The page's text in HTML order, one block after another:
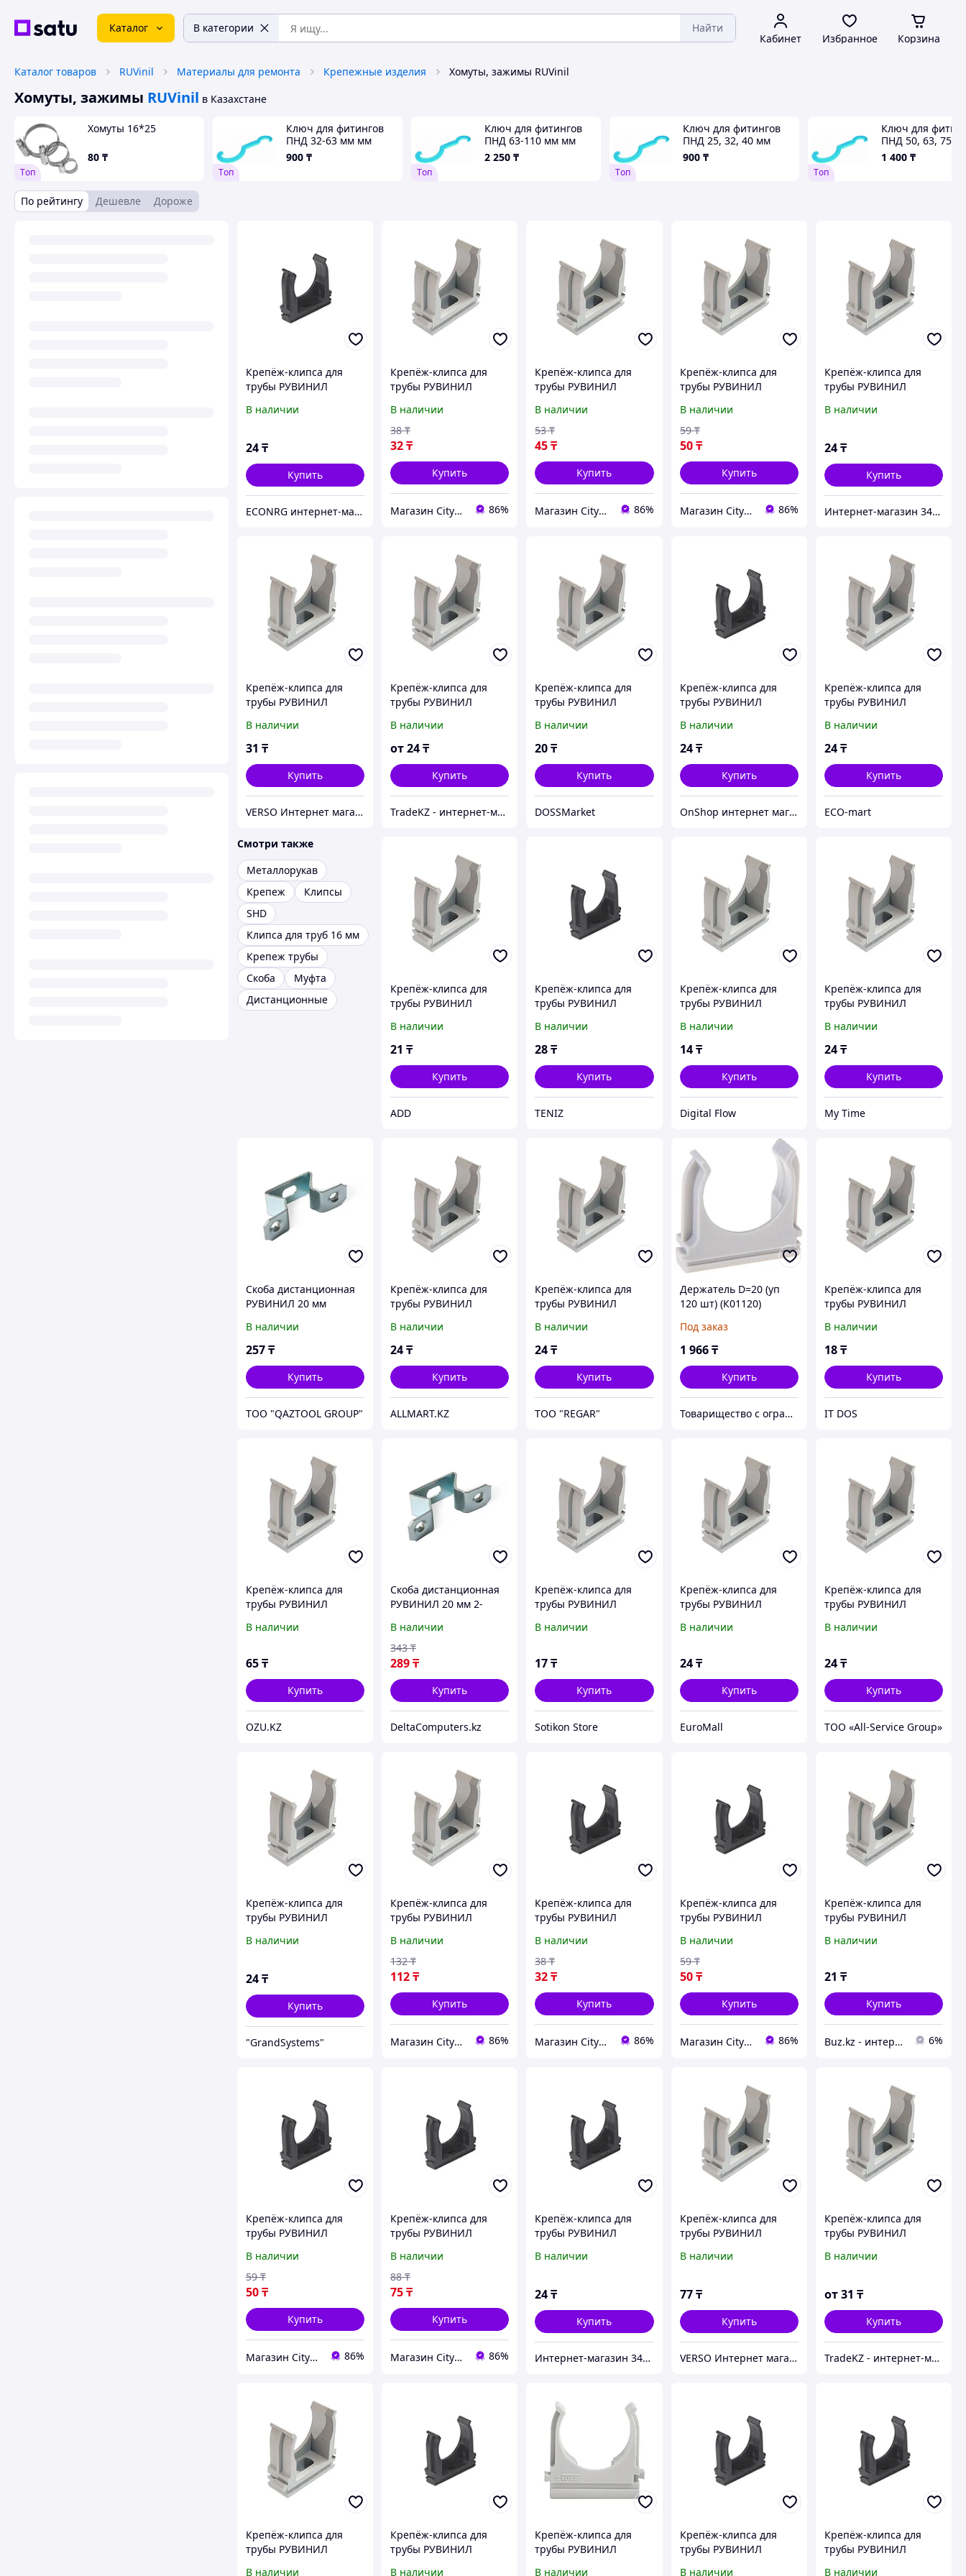
Каталог В категории Найти
Кабинет Избранное Корзина
Каталог товаров RUVinil Материалы для ремонта Крепежные изделия Хомуты, зажимы RUVinil
Хомуты, зажимы RUVinil в Казахстане
Tоп
Хомуты 16*25
80 ₸
Tоп
Ключ для фитингов
ПНД 32-63 мм мм
900 ₸
Tоп
Ключ для фитингов
ПНД 63-110 мм мм
2 250 ₸
Tоп
Ключ для фитингов
ПНД 25, 32, 40 мм
900 ₸
Tоп
Ключ для
ПНД 50, 63, 75
1 400 ₸
По рейтингу Дешевле Дороже
Крепёж-клипса для
трубы РУВИНИЛ
В наличии
24₸
Купить
ECONRG интернет-магазин
Крепёж-клипса для
трубы РУВИНИЛ
В наличии
32₸
38 ₸
Купить
Магазин CityCom.kz +7-727-250-1209 86%
Крепёж-клипса для
трубы РУВИНИЛ
В наличии
45₸
53 ₸
Купить
Магазин CityCom.kz +7-727-250-1209 86%
Крепёж-клипса для
трубы РУВИНИЛ
В наличии
50 ₸
59 ₸
Купить
Магазин CityCom.kz +7-727-250-1209 86%
Крепёж-клипса для
трубы РУВИНИЛ
В наличии
24₸
Купить
Интернет-магазин 345.kz
Крепёж-клипса для
трубы РУВИНИЛ
В наличии
31 ₸
Купить
VERSO Интернет магазин
Крепёж-клипса для
трубы РУВИНИЛ
В наличии
от24₸
Купить
TradeKZ - интернет-магазин
Крепёж-клипса для
трубы РУВИНИЛ
В наличии
20₸
Купить
DOSSMarket
Крепёж-клипса для
трубы РУВИНИЛ
В наличии
24 ₸
Купить
OnShop интернет магазин
Крепёж-клипса для
трубы РУВИНИЛ
В наличии
24₸
Купить
ECO-mart
Смотри также
Металлорукав
Крепеж
Клипсы
SHD
Клипса для труб 16 мм
Крепеж трубы
Скоба
Муфта
Дистанционные
Крепёж-клипса для
трубы РУВИНИЛ
В наличии
21 ₸
Купить
ADD
Крепёж-клипса для
трубы РУВИНИЛ
В наличии
28₸
Купить
TENIZ
Крепёж-клипса для
трубы РУВИНИЛ
В наличии
14 ₸
Купить
Digital Flow
Крепёж-клипса для
трубы РУВИНИЛ
В наличии
24₸
Купить
My Time
Скоба дистанционная
РУВИНИЛ 20 мм
В наличии
257₸
Купить
TOO "QAZTOOL GROUP"
Крепёж-клипса для
трубы РУВИНИЛ
В наличии
24₸
Купить
ALLMART.KZ
Крепёж-клипса для
трубы РУВИНИЛ
В наличии
24₸
Купить
TOO "REGAR"
Держатель D=20 (уп
120 шт) (К01120)
ПВХ
Под заказ
1 966 ₸
Купить
Товарищество с ограниченной ответственностью "Nabludenie.kz"
Крепёж-клипса для
трубы РУВИНИЛ
В наличии
18₸
Купить
IT DOS
Крепёж-клипса для
трубы РУВИНИЛ
В наличии
65₸
Купить
OZU.KZ
Скоба дистанционная
РУВИНИЛ 20 мм 2-
В наличии
289₸
343 ₸
Купить
DeltaComputers.kz
Крепёж-клипса для
трубы РУВИНИЛ
В наличии
17₸
Купить
Sotikon Store
Крепёж-клипса для
трубы РУВИНИЛ
В наличии
24 ₸
Купить
EuroMall
Крепёж-клипса для
трубы РУВИНИЛ
В наличии
24₸
Купить
ТОО «All-Service Group»
Крепёж-клипса для
трубы РУВИНИЛ
В наличии
24₸
Купить
"GrandSystems"
Крепёж-клипса для
трубы РУВИНИЛ
В наличии
112₸
132 ₸
Купить
Магазин CityCom.kz +7-727-250-1209 86%
Крепёж-клипса для
трубы РУВИНИЛ
В наличии
32₸
38 ₸
Купить
Магазин CityCom.kz +7-727-250-1209 86%
Крепёж-клипса для
трубы РУВИНИЛ
В наличии
50 ₸
59 ₸
Купить
Магазин CityCom.kz +7-727-250-1209 86%
Крепёж-клипса для
трубы РУВИНИЛ
В наличии
21 ₸
Купить
Buz.kz - интернет магазин 6%
Крепёж-клипса для
трубы РУВИНИЛ
В наличии
50₸
59 ₸
Купить
Магазин CityCom.kz +7-727-250-1209 86%
Крепёж-клипса для
трубы РУВИНИЛ
В наличии
75₸
88 ₸
Купить
Магазин CityCom.kz +7-727-250-1209 86%
Крепёж-клипса для
трубы РУВИНИЛ
В наличии
24₸
Купить
Интернет-магазин 345.kz
Крепёж-клипса для
трубы РУВИНИЛ
В наличии
77 ₸
Купить
VERSO Интернет магазин
Крепёж-клипса для
трубы РУВИНИЛ
В наличии
от31 ₸
Купить
TradeKZ - интернет-магазин
Крепёж-клипса для
трубы РУВИНИЛ
В наличии
Крепёж-клипса для
трубы РУВИНИЛ
В наличии
Крепёж-клипса для
трубы РУВИНИЛ
В наличии
Крепёж-клипса для
трубы РУВИНИЛ
В наличии
Крепёж-клипса для
трубы РУВИНИЛ
В наличии